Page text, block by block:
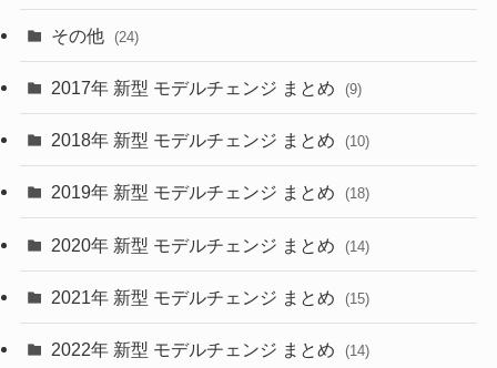
(30)
(27)
(10)
(35)
(10)
(9)
その他 (24)
2017年 新型 モデルチェンジ まとめ (9)
2018年 新型 モデルチェンジ まとめ (10)
2019年 新型 モデルチェンジ まとめ (18)
2020年 新型 モデルチェンジ まとめ (14)
2021年 新型 モデルチェンジ まとめ (15)
2022年 新型 モデルチェンジ まとめ (14)